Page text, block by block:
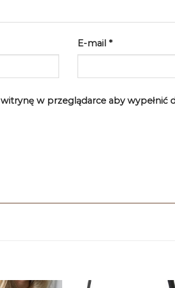
E-mail *
w przeglądarce aby wypełnić